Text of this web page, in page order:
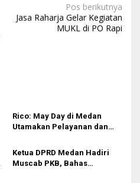
Pos berikutnya
Jasa Raharja Gelar Kegiatan
MUKL di PO Rapi
Rico: May Day di Medan
Utamakan Pelayanan dan
Ketua DPRD Medan Hadiri
Muscab PKB, Bahas